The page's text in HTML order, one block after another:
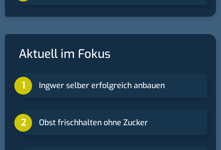
Aktuell im Fokus
Ingwer selber erfolgreich anbauen
Obst frischhalten ohne Zucker